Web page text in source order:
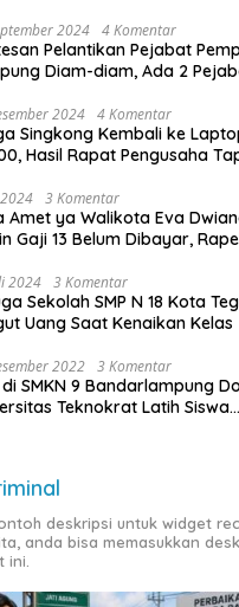
2024 4 Komentar
Pelantikan Pejabat
Diam-diam, Ada 2
2024 4 Komentar
Singkong Kembali ke
Hasil Rapat Pengusaha
3 Komentar
Amet ya Walikota Eva
Gaji 13 Belum Dibayar,
2024 3 Komentar
Sekolah SMP N 18 Kota
Uang Saat Kenaikan Kelas
2022 3 Komentar
di SMKN 9 Bandarlampung
Teknokrat Latih Siswa
deskripsi untuk widget
anda bisa memasukkan
ini.